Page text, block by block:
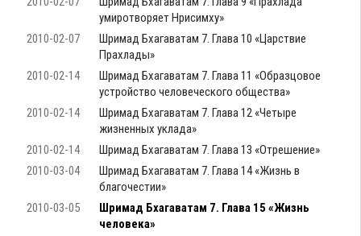
умиротворяет Нрисимху»
2010-02-07
Шримад Бхагаватам 7. Глава 10 «Царствие
Прахлады»
2010-02-14
Шримад Бхагаватам 7. Глава 11 «Образцовое
устройство человеческого общества»
2010-02-14
Шримад Бхагаватам 7. Глава 12 «Четыре
жизненных уклада»
2010-02-14
Шримад Бхагаватам 7. Глава 13 «Отрешение»
2010-03-04
Шримад Бхагаватам 7. Глава 14 «Жизнь в
благочестии»
2010-03-05
Шримад Бхагаватам 7. Глава 15 «Жизнь
человека»